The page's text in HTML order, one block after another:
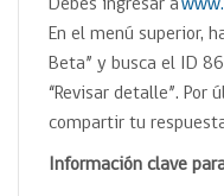
Debes ingresar a
En el menú superior,
Beta” y busca el ID
“Revisar detalle”. Por
compartir tu
Información clave